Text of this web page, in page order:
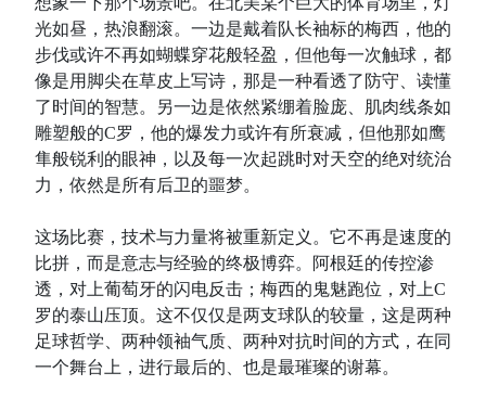
光如昼，热浪翻滚。一边是戴着队长袖标的梅西，他的
步伐或许不再如蝴蝶穿花般轻盈，但他每一次触球，都
像是用脚尖在草皮上写诗，那是一种看透了防守、读懂
了时间的智慧。另一边是依然紧绷着脸庞、肌肉线条如
雕塑般的C罗，他的爆发力或许有所衰减，但他那如鹰
隼般锐利的眼神，以及每一次起跳时对天空的绝对统治
力，依然是所有后卫的噩梦。
这场比赛，技术与力量将被重新定义。它不再是速度的
比拼，而是意志与经验的终极博弈。阿根廷的传控渗
透，对上葡萄牙的闪电反击；梅西的鬼魅跑位，对上C
罗的泰山压顶。这不仅仅是两支球队的较量，这是两种
足球哲学、两种领袖气质、两种对抗时间的方式，在同
一个舞台上，进行最后的、也是最璀璨的谢幕。